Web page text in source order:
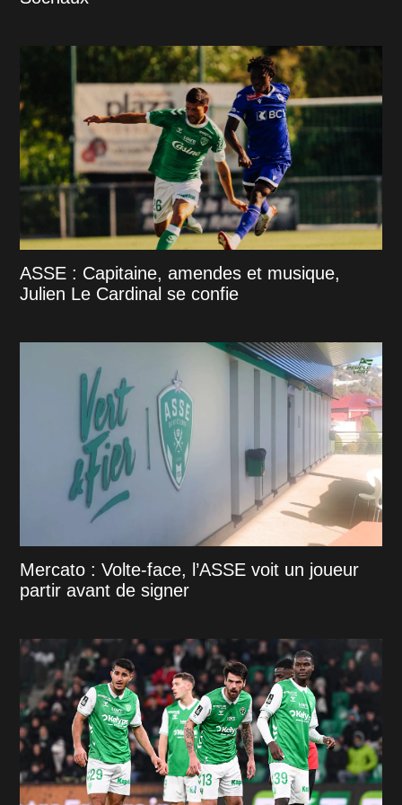
ASSE : Capitaine, amendes et musique,
Julien Le Cardinal se confie
Mercato : Volte-face, l’ASSE voit un joueur
partir avant de signer